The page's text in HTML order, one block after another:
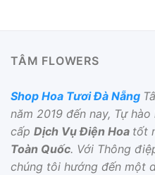
TÂM FLOWERS
Shop Hoa Tươi Đà Nẵng
năm 2019 đến nay, Tự
cấp Dịch Vụ Điện Hoa tốt
Toàn Quốc. Với Thông
chúng tôi hướng đến một